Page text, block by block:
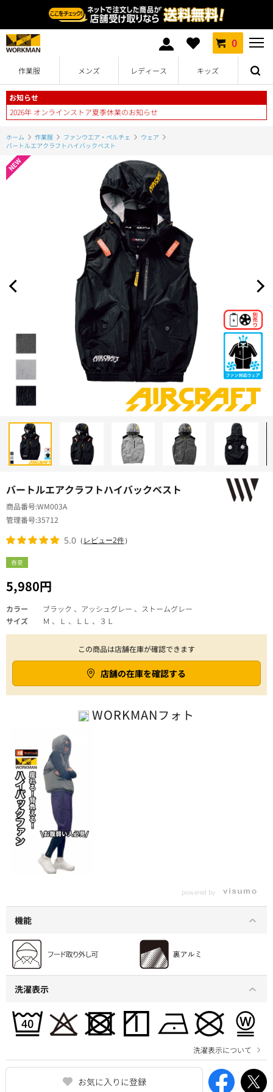
0
作業服 メンズ レディース キッズ
お知らせ
2026年 オンラインストア夏季休業のお知らせ
ホーム 作業服 ファンウエア・ペルチェ
ウェア
バートルエアクラフトハイバックベスト
バートルエアクラフトハイバックベスト
春夏
5,980円
商品番号WM003A
管理番号35712
5.0 （レビュー2件）
お気に入りに登録
カラー
ブラック 、アッシュグレー 、ストームグレー
サイズ
Ｍ 、Ｌ 、ＬＬ 、３Ｌ
この商品は店舗在庫が確認できます
店舗の在庫を確認する
WORKMANフォト
powered by
機能
洗濯表示
洗濯表示について